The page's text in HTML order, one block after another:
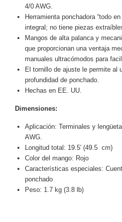
Alimentación
y
ElectricidadRG59
Tipo
CaPTelefónicoVGA
/ DVI /
HDMI
Cámaras
Ambientes
(Anticorrosión)
Antiexplosión
y
Decodificadores
de
VideoCubo
/ Eyeball /
4/0 AWG.
Herramienta ponchadora “todo
integral; no tiene piezas
Mangos de alta palanca y
que proporcionan una ventaja
manuales ultracómodos para
El tornillo de ajuste le permite al
profundidad de ponchado.
Hechas en EE. UU.
Dimensiones:
Aplicación: Terminales y
AWG.
Longitud total: 19.5′ (49.5 cm)
Color del mango: Rojo
Características especiales:
ponchado
Peso: 1.7 kg (3.8 lb)